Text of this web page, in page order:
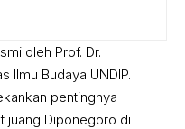
oleh Prof. Dr.
Ilmu Budaya UNDIP.
pentingnya
juang Diponegoro di